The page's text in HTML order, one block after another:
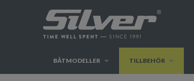
BÅTMODELLER TILLBEHÖR